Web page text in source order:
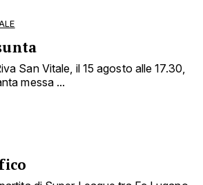
San Vitale, il 15 agosto alle 17.30,
messa ...